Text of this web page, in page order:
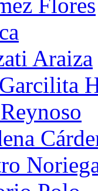
Araiza